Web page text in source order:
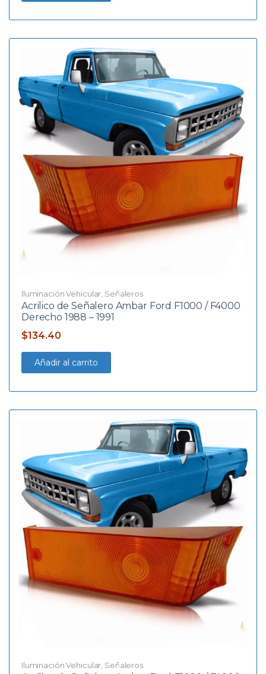
Iluminación Vehicular Señaleros
Acrilico de Señalero Ambar Ford F1000 / F4000
Derecho 1988 – 1991
$134.40
Añadir al carrito
Iluminación Vehicular Señaleros